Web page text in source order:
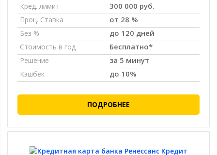
Кред. лимит 300 000 руб.
Проц. Ставка от 28 %
Без % до 120 дней
Стоимость в год Бесплатно*
Решение за 5 минут
Кэшбек до 10%
ПОДРОБНЕЕ